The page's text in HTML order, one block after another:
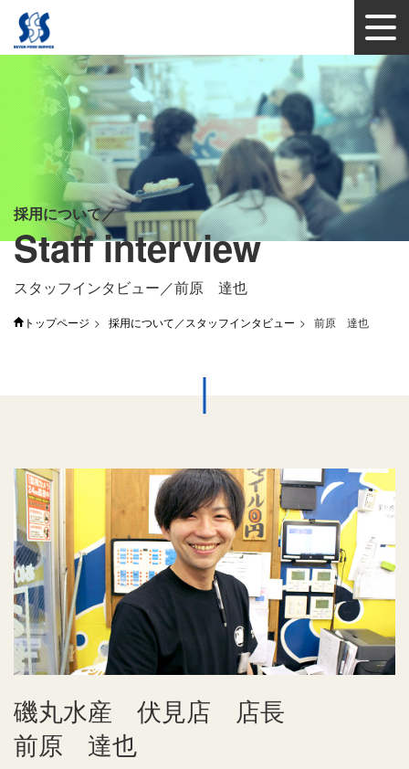
採用について
Staff interview
スタッフインタビュー／前原 達也
トップページ 採用について／スタッフインタビュー 前原 達也
磯丸水産 伏見店 店長
前原 達也